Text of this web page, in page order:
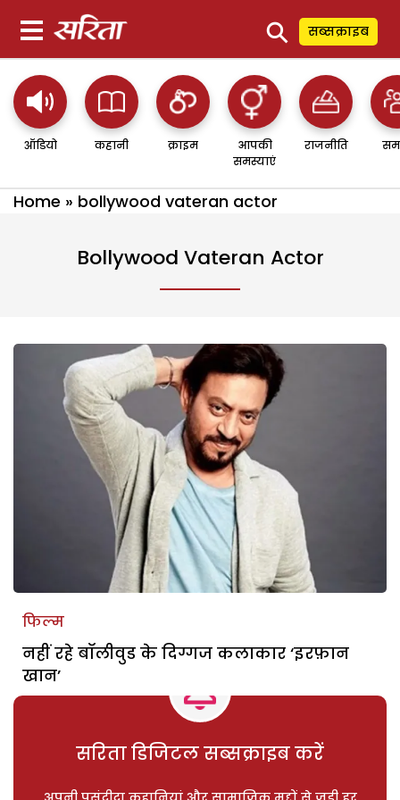
⚲ सब्सक्राइब
ऑडियो कहानी क्राइम
आपकी
समस्याएं
राजनीति
Home » bollywood vateran actor
Bollywood Vateran Actor
फिल्म
नहीं रहे बॉलीवुड के दिग्गज कलाकार ‘इरफ़ान
खान’
सरिता डिजिटल सब्सक्राइब करें